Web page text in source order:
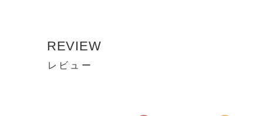
REVIEW
レビュー